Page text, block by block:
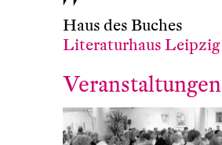
Haus des Buches
Literaturhaus Leipzig
Veranstaltungen